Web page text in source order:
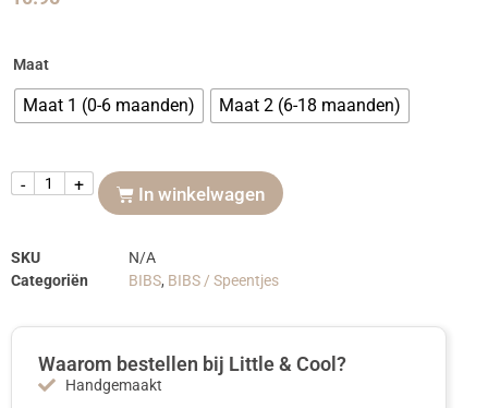
Maat
Maat 1 (0-6 maanden) Maat 2 (6-18 maanden)
- + In winkelwagen
SKU
N/A
Categoriën
BIBS, BIBS / Speentjes
Waarom bestellen bij Little & Cool?
Handgemaakt